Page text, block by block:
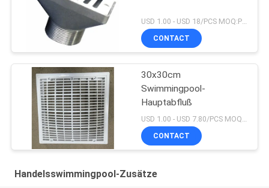
CONTACT
30x30cm
Swimmingpool-
Hauptabfluß
CONTACT
Handelsswimmingpool-Zusätze